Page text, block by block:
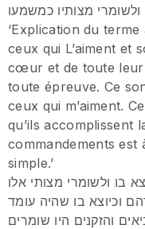
‘Explication du
ceux qui L’aiment et
cœur et de toute leur
toute épreuve. Ce
ceux qui m’aiment.
qu’ils accomplissent
commandements
simple.’
בו ולשומרי מצותי אלו
וכיוצא בו שהיה עומד
והזקנים היו שומרים